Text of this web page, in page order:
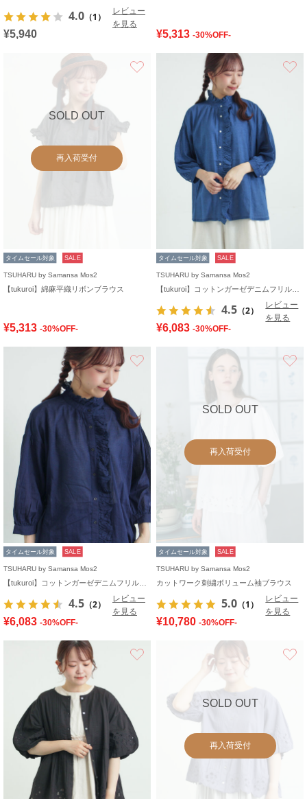
4.0 （1）
レビュー
を見る
¥5,940
¥5,313 -30%OFF-
SOLD OUT
再入荷受付
タイムセール対象 SALE
TSUHARU by Samansa Mos2
【tukuroi】綿麻平織リボンブラウス
¥5,313 -30%OFF-
タイムセール対象 SALE
TSUHARU by Samansa Mos2
4.5 （2）
レビュー
を見る
¥6,083 -30%OFF-
タイムセール対象 SALE
TSUHARU by Samansa Mos2
4.5 （2）
レビュー
を見る
¥6,083 -30%OFF-
SOLD OUT
再入荷受付
タイムセール対象 SALE
TSUHARU by Samansa Mos2
カットワーク刺繍ボリューム袖ブラウス
5.0 （1）
レビュー
を見る
¥10,780 -30%OFF-
SOLD OUT
再入荷受付